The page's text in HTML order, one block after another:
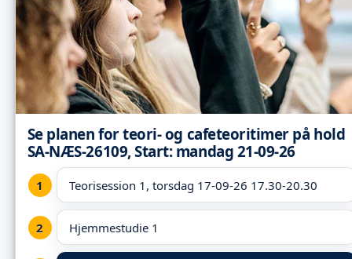
Se planen for teori- og cafeteoritimer på hold
SA-NÆS-26109, Start: mandag 21-09-26
Teorisession 1, torsdag 17-09-26 17.30-20.30
Hjemmestudie 1